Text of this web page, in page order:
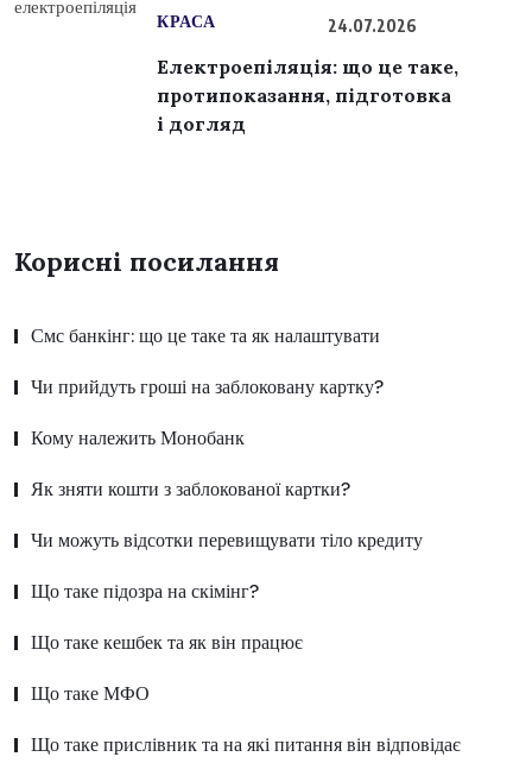
КРАСА
24.07.2026
Електроепіляція: що це таке,
протипоказання, підготовка
і догляд
Корисні посилання
Смс банкінг: що це таке та як налаштувати
Чи прийдуть гроші на заблоковану картку?
Кому належить Монобанк
Як зняти кошти з заблокованої картки?
Чи можуть відсотки перевищувати тіло кредиту
Що таке підозра на скімінг?
Що таке кешбек та як він працює
Що таке МФО
Що таке прислівник та на які питання він відповідає